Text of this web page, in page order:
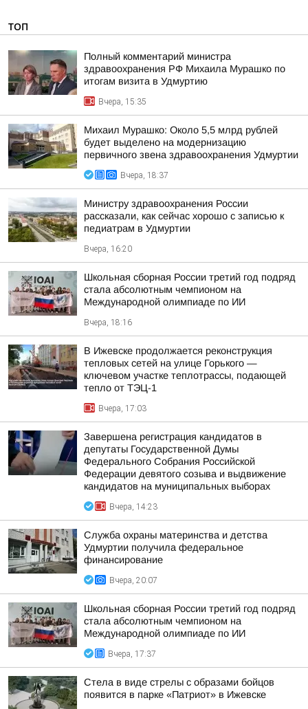
ТОП
Полный комментарий министра
здравоохранения РФ Михаила Мурашко по
итогам визита в Удмуртию
Вчера, 15:35
Михаил Мурашко: Около 5,5 млрд рублей
будет выделено на модернизацию
первичного звена здравоохранения Удмуртии
Вчера, 18:37
Министру здравоохранения России
рассказали, как сейчас хорошо с записью к
педиатрам в Удмуртии
Вчера, 16:20
Школьная сборная России третий год подряд
стала абсолютным чемпионом на
Международной олимпиаде по ИИ
Вчера, 18:16
В Ижевске продолжается реконструкция
тепловых сетей на улице Горького —
ключевом участке теплотрассы, подающей
тепло от ТЭЦ-1
Вчера, 17:03
Завершена регистрация кандидатов в
депутаты Государственной Думы
Федерального Собрания Российской
Федерации девятого созыва и выдвижение
кандидатов на муниципальных выборах
Вчера, 14:23
Служба охраны материнства и детства
Удмуртии получила федеральное
финансирование
Вчера, 20:07
Школьная сборная России третий год подряд
стала абсолютным чемпионом на
Международной олимпиаде по ИИ
Вчера, 17:37
Стела в виде стрелы с образами бойцов
появится в парке «Патриот» в Ижевске